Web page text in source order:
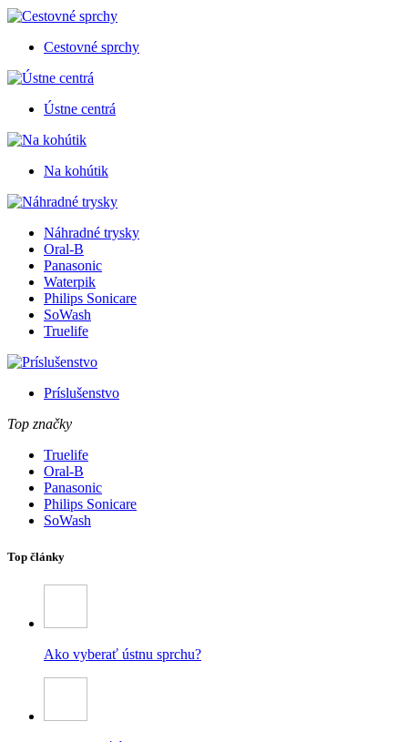
Cestovné sprchy
Ústne centrá
Na kohútik
Náhradné trysky
Oral-B
Panasonic
Waterpik
Philips Sonicare
SoWash
Truelife
Príslušenstvo
Top značky
Truelife
Oral-B
Panasonic
Philips Sonicare
SoWash
Top články
Ako vyberať ústnu sprchu?